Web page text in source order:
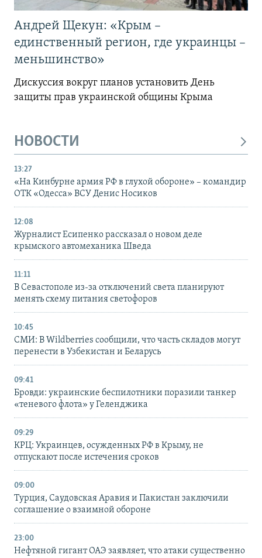
Андрей Щекун: «Крым –
единственный регион, где украинцы –
меньшинство»
Дискуссия вокруг планов установить День
защиты прав украинской общины Крыма
НОВОСТИ
13:27
«На Кинбурне армия РФ в глухой обороне» – командир
ОТК «Одесса» ВСУ Денис Носиков
12:08
Журналист Есипенко рассказал о новом деле
крымского автомеханика Шведа
11:11
В Севастополе из-за отключений света планируют
менять схему питания светофоров
10:45
СМИ: В Wildberries сообщили, что часть складов могут
перенести в Узбекистан и Беларусь
09:41
Бровди: украинские беспилотники поразили танкер
«теневого флота» у Геленджика
09:29
КРЦ: Украинцев, осужденных РФ в Крыму, не
отпускают после истечения сроков
09:00
Турция, Саудовская Аравия и Пакистан заключили
соглашение о взаимной обороне
23:00
Нефтяной гигант ОАЭ заявляет, что атаки существенно